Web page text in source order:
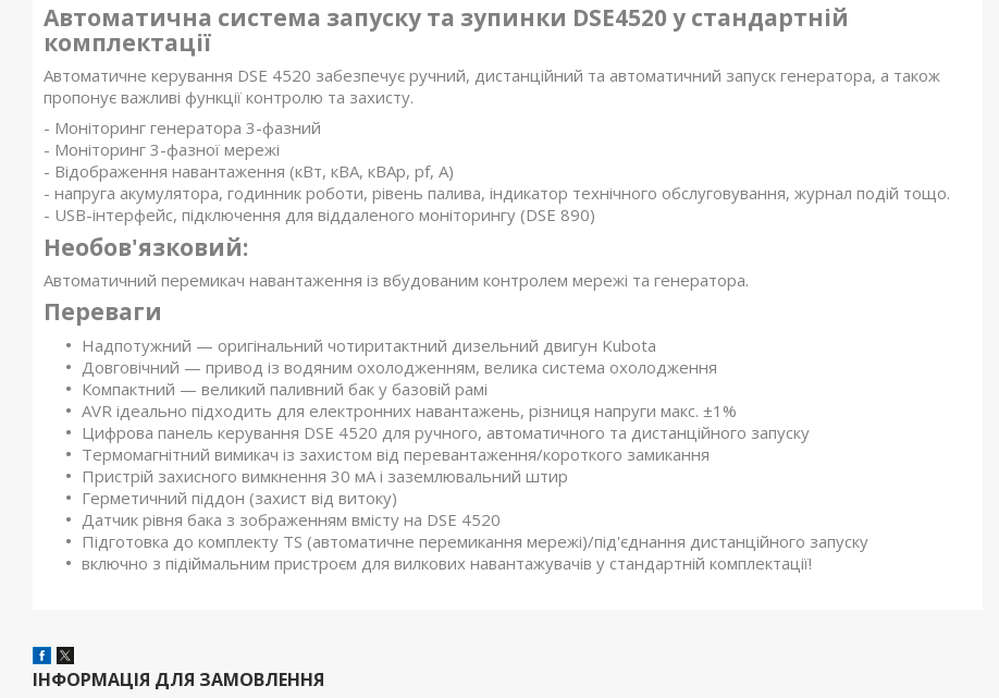
Автоматична система запуску та зупинки DSE4520 у стандартній
комплектації
Автоматичне керування DSE 4520 забезпечує ручний, дистанційний та автоматичний запуск генератора, а також
пропонує важливі функції контролю та захисту.
- Моніторинг генератора 3-фазний
- Моніторинг 3-фазної мережі
- Відображення навантаження (кВт, кВА, кВАр, pf, A)
- напруга акумулятора, годинник роботи, рівень палива, індикатор технічного обслуговування, журнал подій тощо.
- USB-інтерфейс, підключення для віддаленого моніторингу (DSE 890)
Необов'язковий:
Автоматичний перемикач навантаження із вбудованим контролем мережі та генератора.
Переваги
Надпотужний — оригінальний чотиритактний дизельний двигун Kubota
Довговічний — привод із водяним охолодженням, велика система охолодження
Компактний — великий паливний бак у базовій рамі
AVR ідеально підходить для електронних навантажень, різниця напруги макс. ±1%
Цифрова панель керування DSE 4520 для ручного, автоматичного та дистанційного запуску
Термомагнітний вимикач із захистом від перевантаження/короткого замикання
Пристрій захисного вимкнення 30 мА і заземлювальний штир
Герметичний піддон (захист від витоку)
Датчик рівня бака з зображенням вмісту на DSE 4520
Підготовка до комплекту TS (автоматичне перемикання мережі)/під'єднання дистанційного запуску
включно з підіймальним пристроєм для вилкових навантажувачів у стандартній комплектації!
ІНФОРМАЦІЯ ДЛЯ ЗАМОВЛЕННЯ